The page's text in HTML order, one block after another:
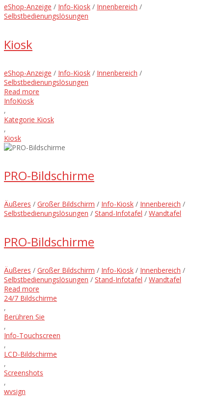
eShop-Anzeige / Info-Kiosk / Innenbereich /
Selbstbedienungslösungen
Kiosk
eShop-Anzeige / Info-Kiosk / Innenbereich /
Selbstbedienungslösungen
Read more
InfoKiosk
,
Kategorie Kiosk
,
Kiosk
PRO-Bildschirme
Äußeres / Großer Bildschirm / Info-Kiosk / Innenbereich /
Selbstbedienungslösungen / Stand-Infotafel / Wandtafel
PRO-Bildschirme
Äußeres / Großer Bildschirm / Info-Kiosk / Innenbereich /
Selbstbedienungslösungen / Stand-Infotafel / Wandtafel
Read more
24/7 Bildschirme
,
Berühren Sie
,
Info-Touchscreen
,
LCD-Bildschirme
,
Screenshots
,
wvsign